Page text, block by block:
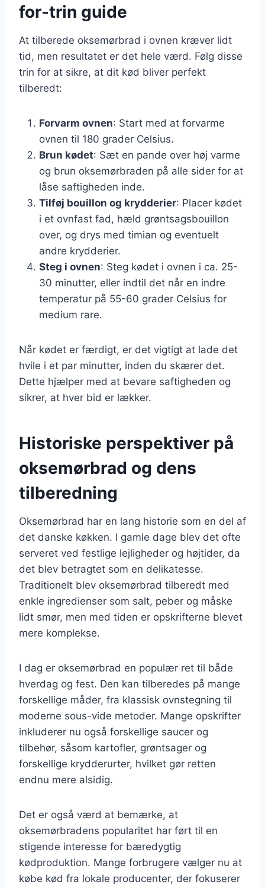
for-trin guide
At tilberede oksemørbrad i ovnen kræver lidt
tid, men resultatet er det hele værd. Følg disse
trin for at sikre, at dit kød bliver perfekt
tilberedt:
Forvarm ovnen: Start med at forvarme
ovnen til 180 grader Celsius.
Brun kødet: Sæt en pande over høj varme
og brun oksemørbraden på alle sider for at
låse saftigheden inde.
Tilføj bouillon og krydderier: Placer kødet
i et ovnfast fad, hæld grøntsagsbouillon
over, og drys med timian og eventuelt
andre krydderier.
Steg i ovnen: Steg kødet i ovnen i ca. 25-
30 minutter, eller indtil det når en indre
temperatur på 55-60 grader Celsius for
medium rare.
Når kødet er færdigt, er det vigtigt at lade det
hvile i et par minutter, inden du skærer det.
Dette hjælper med at bevare saftigheden og
sikrer, at hver bid er lækker.
Historiske perspektiver på
oksemørbrad og dens
tilberedning
Oksemørbrad har en lang historie som en del af
det danske køkken. I gamle dage blev det ofte
serveret ved festlige lejligheder og højtider, da
det blev betragtet som en delikatesse.
Traditionelt blev oksemørbrad tilberedt med
enkle ingredienser som salt, peber og måske
lidt smør, men med tiden er opskrifterne blevet
mere komplekse.
I dag er oksemørbrad en populær ret til både
hverdag og fest. Den kan tilberedes på mange
forskellige måder, fra klassisk ovnstegning til
moderne sous-vide metoder. Mange opskrifter
inkluderer nu også forskellige saucer og
tilbehør, såsom kartofler, grøntsager og
forskellige krydderurter, hvilket gør retten
endnu mere alsidig.
Det er også værd at bemærke, at
oksemørbradens popularitet har ført til en
stigende interesse for bæredygtig
kødproduktion. Mange forbrugere vælger nu at
købe kød fra lokale producenter, der fokuserer